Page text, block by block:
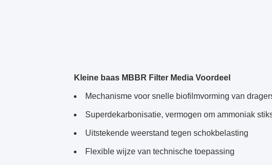
Kleine baas MBBR Filter Media Voordeel
Mechanisme voor snelle biofilmvorming van
Superdekarbonisatie, vermogen om ammoniak
Uitstekende weerstand tegen schokbelasting
Flexible wijze van technische toepassing